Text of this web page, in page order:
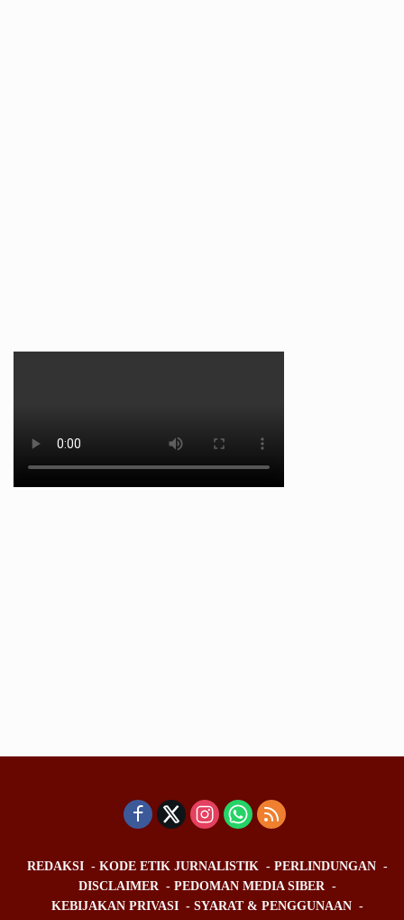
REDAKSI KODE ETIK JURNALISTIK
PERLINDUNGAN
DISCLAIMER
PEDOMAN MEDIA SIBER
KEBIJAKAN PRIVASI
SYARAT & PENGGUNAAN